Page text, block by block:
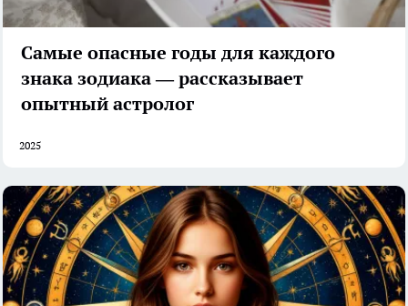
Самые опасные годы для каждого
знака зодиака — рассказывает
опытный астролог
2025